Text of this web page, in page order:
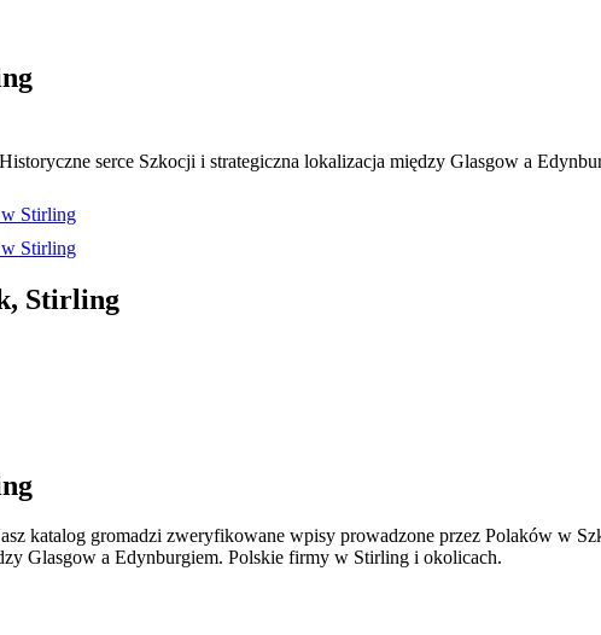
serce Szkocji i strategiczna lokalizacja między Glasgow a
Stirling
Stirling
, Stirling
katalog gromadzi zweryfikowane wpisy prowadzone przez Polaków w
Glasgow a Edynburgiem. Polskie firmy w Stirling i okolicach.